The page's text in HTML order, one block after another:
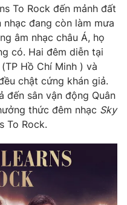
To Rock đến mảnh đất
nhạc đang còn làm mưa
âm nhạc châu Á, họ
có. Hai đêm diễn tại
Hồ Chí Minh ) và
chật cứng khán giả.
đến sân vận động Quân
thức đêm nhạc Sky
To Rock.